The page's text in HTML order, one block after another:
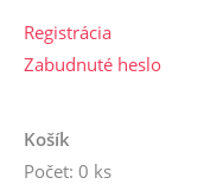
Registrácia
Zabudnuté heslo
Košík
Počet: 0 ks